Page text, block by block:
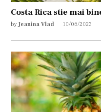
Costa Rica stie mai
by Jeanina Vlad 10/06/2023